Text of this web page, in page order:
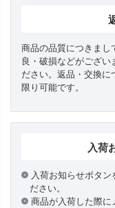
商品の品質につきまし
良・破損などがござい
ださい。返品・交換に
限り可能です。
入荷
入荷お知らせボタン
ださい。
商品が入荷した際に